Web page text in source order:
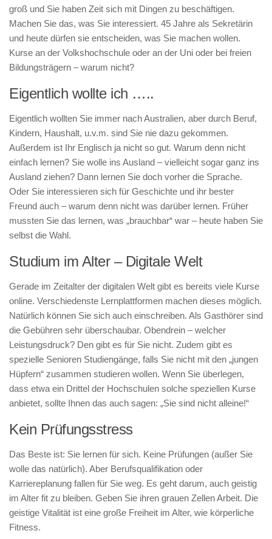
groß und Sie haben Zeit sich mit Dingen zu beschäftigen.
Machen Sie das, was Sie interessiert. 45 Jahre als Sekretärin
und heute dürfen sie entscheiden, was Sie machen wollen.
Kurse an der Volkshochschule oder an der Uni oder bei freien
Bildungsträgern – warum nicht?
Eigentlich wollte ich …..
Eigentlich wollten Sie immer nach Australien, aber durch Beruf,
Kindern, Haushalt, u.v.m. sind Sie nie dazu gekommen.
Außerdem ist Ihr Englisch ja nicht so gut. Warum denn nicht
einfach lernen? Sie wolle ins Ausland – vielleicht sogar ganz ins
Ausland ziehen? Dann lernen Sie doch vorher die Sprache.
Oder Sie interessieren sich für Geschichte und ihr bester
Freund auch – warum denn nicht was darüber lernen. Früher
mussten Sie das lernen, was „brauchbar“ war – heute haben Sie
selbst die Wahl.
Studium im Alter – Digitale Welt
Gerade im Zeitalter der digitalen Welt gibt es bereits viele Kurse
online. Verschiedenste Lernplattformen machen dieses möglich.
Natürlich können Sie sich auch einschreiben. Als Gasthörer sind
die Gebühren sehr überschaubar. Obendrein – welcher
Leistungsdruck? Den gibt es für Sie nicht. Zudem gibt es
spezielle Senioren Studiengänge, falls Sie nicht mit den „jungen
Hüpfern“ zusammen studieren wollen. Wenn Sie überlegen,
dass etwa ein Drittel der Hochschulen solche speziellen Kurse
anbietet, sollte Ihnen das auch sagen: „Sie sind nicht alleine!“
Kein Prüfungsstress
Das Beste ist: Sie lernen für sich. Keine Prüfungen (außer Sie
wolle das natürlich). Aber Berufsqualifikation oder
Karriereplanung fallen für Sie weg. Es geht darum, auch geistig
im Alter fit zu bleiben. Geben Sie ihren grauen Zellen Arbeit. Die
geistige Vitalität ist eine große Freiheit im Alter, wie körperliche
Fitness.